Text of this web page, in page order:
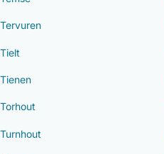
Tervuren
Tielt
Tienen
Torhout
Turnhout